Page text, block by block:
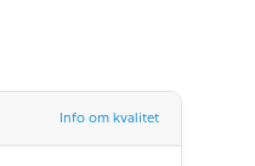
Info om kvalitet